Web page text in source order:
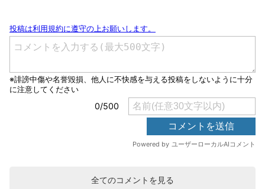
全てのコメントを見る